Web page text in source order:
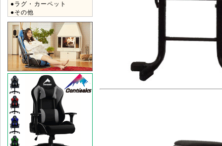
●ラグ・カーペット
●その他